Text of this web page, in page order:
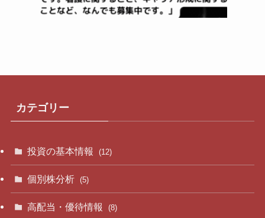
カテゴリー
投資の基本情報 (12)
個別株分析 (5)
高配当・優待情報 (8)